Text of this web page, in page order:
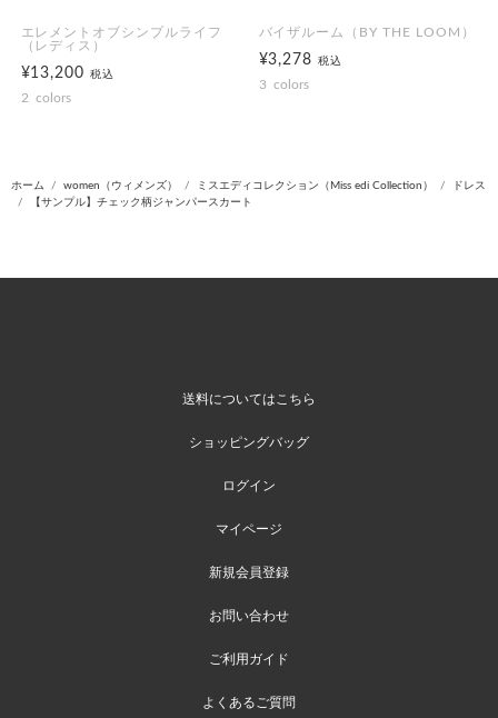
エレメントオブシンプルライフ
（レディス）
¥13,200税込
2 colors
バイザルーム（BY THE LOOM）
¥3,278税込
3 colors
ホーム women（ウィメンズ） ミスエディコレクション（Miss edi Collection）
ドレス
【サンプル】チェック柄ジャンパースカート
送料についてはこちら
ショッピングバッグ
ログイン
マイページ
新規会員登録
お問い合わせ
ご利用ガイド
よくあるご質問